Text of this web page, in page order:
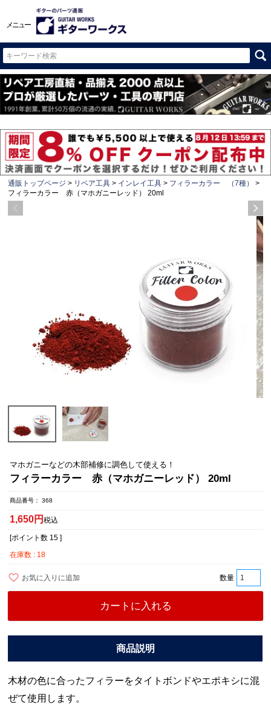
メニュー
通販トップページ リペア工具 インレイ工具
フィラーカラー （7種）
フィラーカラー 赤（マホガニーレッド） 20ml
マホガニーなどの木部補修に調色して使える！
フィラーカラー 赤（マホガニーレッド） 20ml
商品番号 368
1,650 税込
[ポイント数 15 ]
在庫数
18
お気に入りに追加
カートに入れる
木材の色に合ったフィラーをタイトボンドやエポキシに混
ぜて使用します。